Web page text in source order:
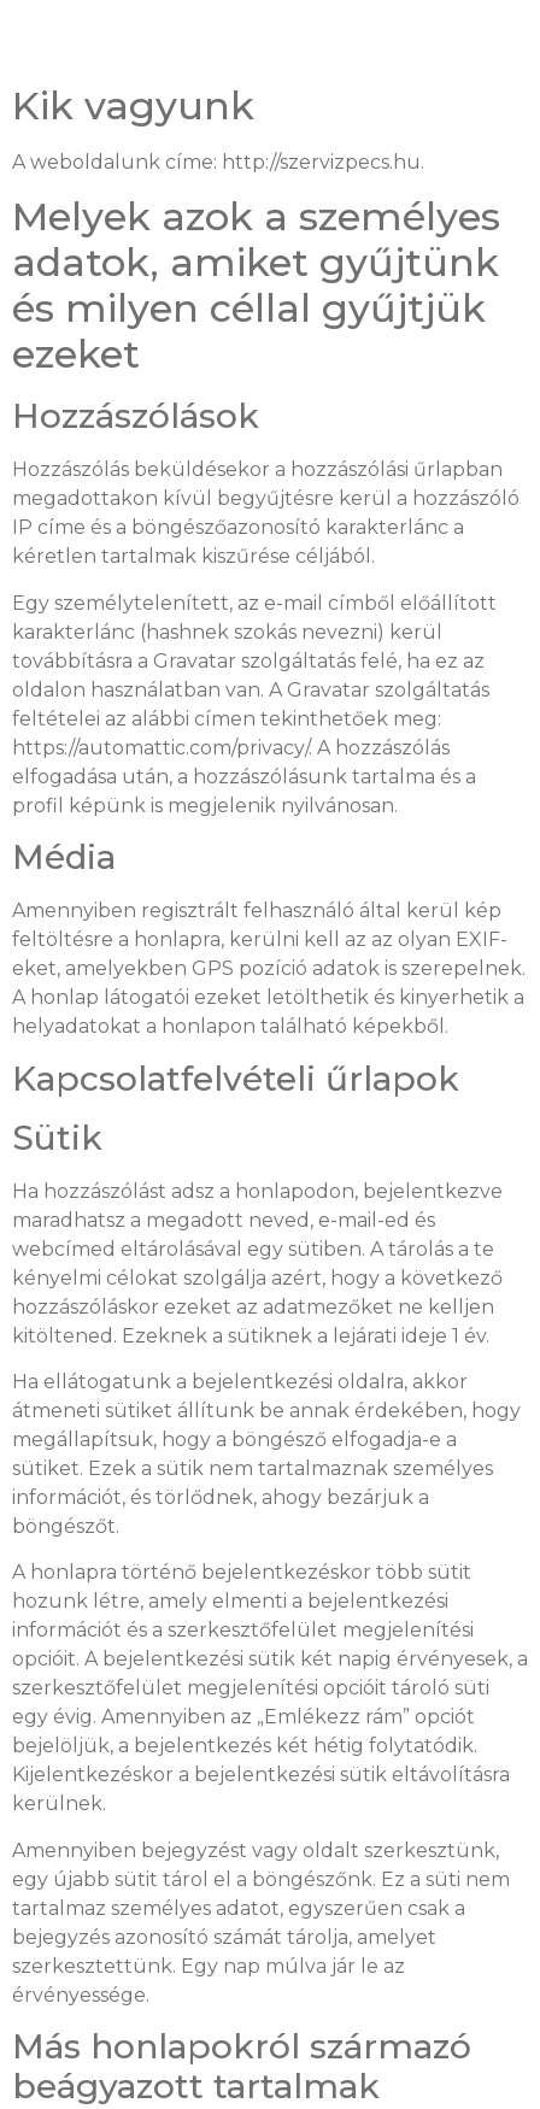
Kik vagyunk
A weboldalunk címe: http://szervizpecs.hu.
Melyek azok a személyes
adatok, amiket gyűjtünk
és milyen céllal gyűjtjük
ezeket
Hozzászólások
Hozzászólás beküldésekor a hozzászólási űrlapban
megadottakon kívül begyűjtésre kerül a hozzászóló
IP címe és a böngészőazonosító karakterlánc a
kéretlen tartalmak kiszűrése céljából.
Egy személytelenített, az e-mail címből előállított
karakterlánc (hashnek szokás nevezni) kerül
továbbításra a Gravatar szolgáltatás felé, ha ez az
oldalon használatban van. A Gravatar szolgáltatás
feltételei az alábbi címen tekinthetőek meg:
https://automattic.com/privacy/. A hozzászólás
elfogadása után, a hozzászólásunk tartalma és a
profil képünk is megjelenik nyilvánosan.
Média
Amennyiben regisztrált felhasználó által kerül kép
feltöltésre a honlapra, kerülni kell az az olyan EXIF-
eket, amelyekben GPS pozíció adatok is szerepelnek.
A honlap látogatói ezeket letölthetik és kinyerhetik a
helyadatokat a honlapon található képekből.
Kapcsolatfelvételi űrlapok
Sütik
Ha hozzászólást adsz a honlapodon, bejelentkezve
maradhatsz a megadott neved, e-mail-ed és
webcímed eltárolásával egy sütiben. A tárolás a te
kényelmi célokat szolgálja azért, hogy a következő
hozzászóláskor ezeket az adatmezőket ne kelljen
kitöltened. Ezeknek a sütiknek a lejárati ideje 1 év.
Ha ellátogatunk a bejelentkezési oldalra, akkor
átmeneti sütiket állítunk be annak érdekében, hogy
megállapítsuk, hogy a böngésző elfogadja-e a
sütiket. Ezek a sütik nem tartalmaznak személyes
információt, és törlődnek, ahogy bezárjuk a
böngészőt.
A honlapra történő bejelentkezéskor több sütit
hozunk létre, amely elmenti a bejelentkezési
információt és a szerkesztőfelület megjelenítési
opcióit. A bejelentkezési sütik két napig érvényesek, a
szerkesztőfelület megjelenítési opcióit tároló süti
egy évig. Amennyiben az „Emlékezz rám” opciót
bejelöljük, a bejelentkezés két hétig folytatódik.
Kijelentkezéskor a bejelentkezési sütik eltávolításra
kerülnek.
Amennyiben bejegyzést vagy oldalt szerkesztünk,
egy újabb sütit tárol el a böngészőnk. Ez a süti nem
tartalmaz személyes adatot, egyszerűen csak a
bejegyzés azonosító számát tárolja, amelyet
szerkesztettünk. Egy nap múlva jár le az
érvényessége.
Más honlapokról származó
beágyazott tartalmak